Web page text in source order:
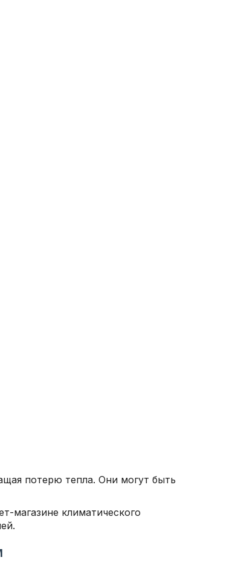
потерю тепла. Они могут быть
магазине климатического